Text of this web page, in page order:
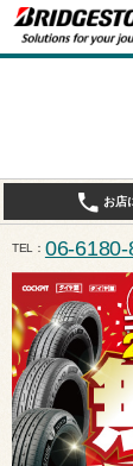
お店
TEL 06-6180-